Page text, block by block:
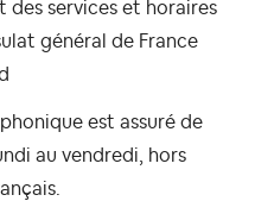
des services et horaires
général de France
est assuré de
au vendredi, hors